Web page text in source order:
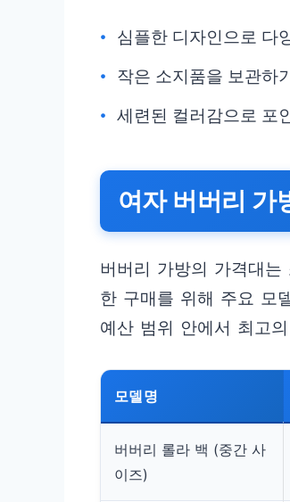
심플한 디자인으로 다
작은 소지품을 보관하
세련된 컬러감으로 포
여자 버버리 가
버버리 가방의 가격대
한 구매를 위해 주요 모
예산 범위 안에서 최고
모델명
버버리 롤라 백 (중간 사
이즈)